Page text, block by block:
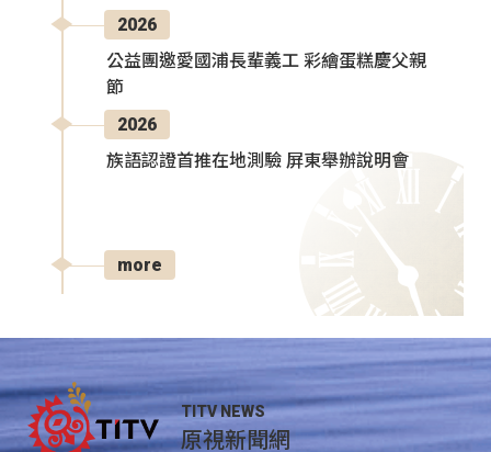
2026
公益團邀愛國浦長輩義工 彩繪蛋糕慶父親
節
2026
族語認證首推在地測驗 屏東舉辦說明會
more
TITV NEWS
原視新聞網